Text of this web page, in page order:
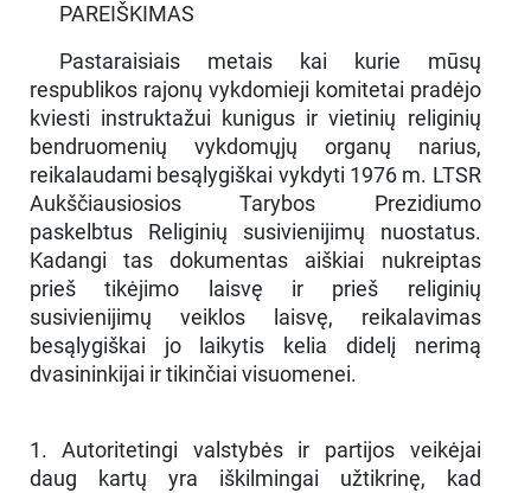
PAREIŠKIMAS
Pastaraisiais metais kai kurie mūsų
respublikos rajonų vykdomieji komitetai pradėjo
kviesti instruktažui kunigus ir vietinių religinių
bendruomenių vykdomųjų organų narius,
reikalaudami besąlygiškai vykdyti 1976 m. LTSR
Aukščiausiosios Tarybos Prezidiumo
paskelbtus Religinių susivienijimų nuostatus.
Kadangi tas dokumentas aiškiai nukreiptas
prieš tikėjimo laisvę ir prieš religinių
susivienijimų veiklos laisvę, reikalavimas
besąlygiškai jo laikytis kelia didelį nerimą
dvasininkijai ir tikinčiai visuomenei.
1. Autoritetingi valstybės ir partijos veikėjai
daug kartų yra iškilmingai užtikrinę, kad